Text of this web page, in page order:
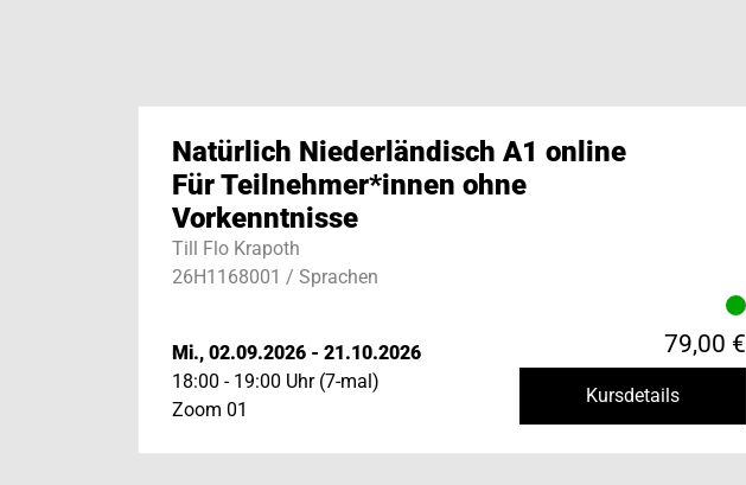
Natürlich Niederländisch A1 online
Für Teilnehmer*innen ohne
Vorkenntnisse
Till Flo Krapoth
26H1168001 / Sprachen
Mi., 02.09.2026 - 21.10.2026
18:00 - 19:00 Uhr (7-mal)
Zoom 01
79,00 €
Kursdetails